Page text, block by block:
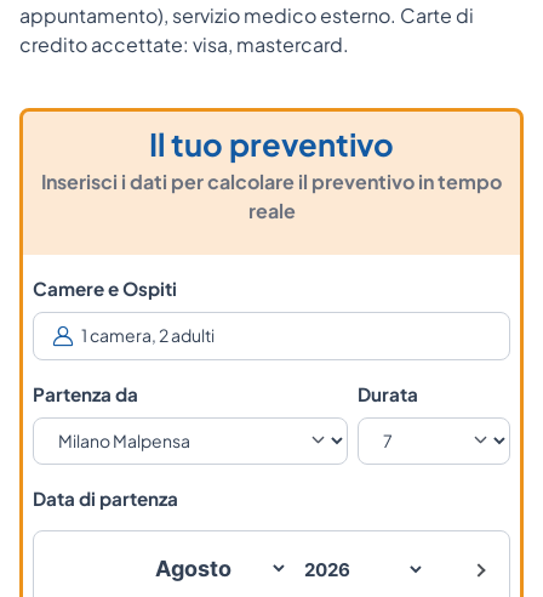
appuntamento), servizio medico esterno. Carte di
credito accettate: visa, mastercard.
Il tuo preventivo
Inserisci i dati per calcolare il preventivo in tempo
reale
Camere e Ospiti
Partenza da Durata
Data di partenza